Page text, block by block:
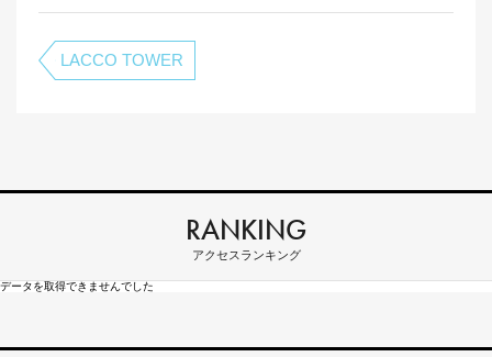
LACCO TOWER
RANKING
アクセスランキング
データを取得できませんでした